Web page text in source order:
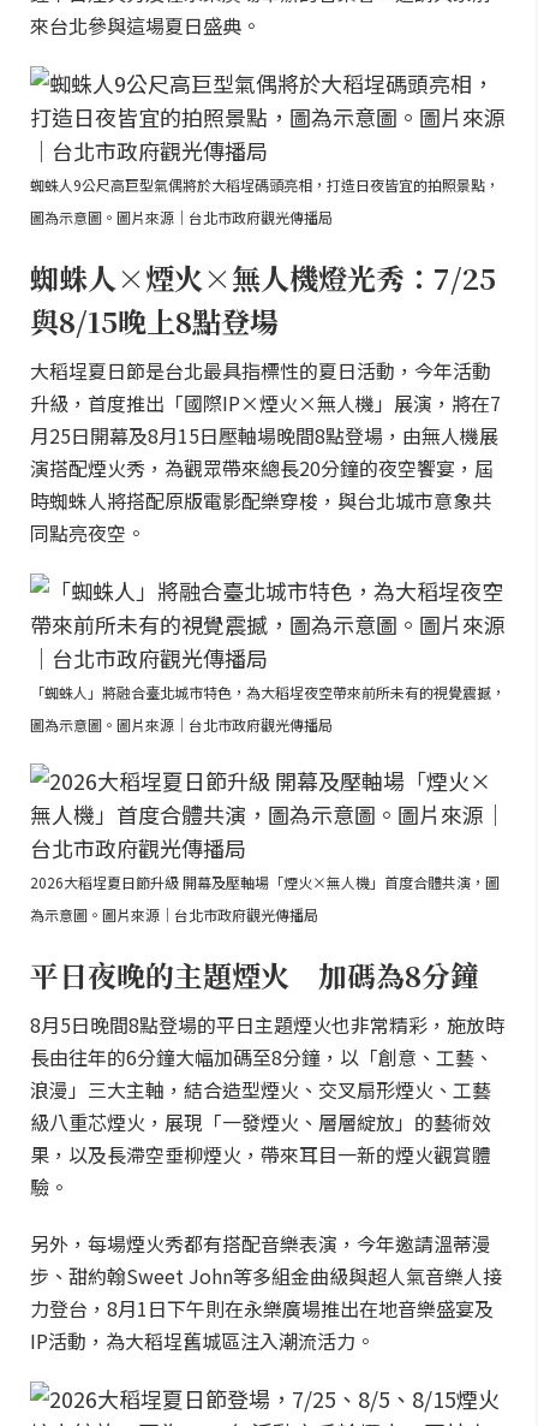
來台北參與這場夏日盛典。
蜘蛛人9公尺高巨型氣偶將於大稻埕碼頭亮相，打造日夜皆宜的拍照景點，
圖為示意圖。圖片來源｜台北市政府觀光傳播局
蜘蛛人×煙火×無人機燈光秀：7/25
與8/15晚上8點登場
大稻埕夏日節是台北最具指標性的夏日活動，今年活動
升級，首度推出「國際IP×煙火×無人機」展演，將在7
月25日開幕及8月15日壓軸場晚間8點登場，由無人機展
演搭配煙火秀，為觀眾帶來總長20分鐘的夜空饗宴，屆
時蜘蛛人將搭配原版電影配樂穿梭，與台北城市意象共
同點亮夜空。
「蜘蛛人」將融合臺北城市特色，為大稻埕夜空帶來前所未有的視覺震撼，
圖為示意圖。圖片來源｜台北市政府觀光傳播局
2026大稻埕夏日節升級 開幕及壓軸場「煙火×無人機」首度合體共演，圖
為示意圖。圖片來源｜台北市政府觀光傳播局
平日夜晚的主題煙火 加碼為8分鐘
8月5日晚間8點登場的平日主題煙火也非常精彩，施放時
長由往年的6分鐘大幅加碼至8分鐘，以「創意、工藝、
浪漫」三大主軸，結合造型煙火、交叉扇形煙火、工藝
級八重芯煙火，展現「一發煙火、層層綻放」的藝術效
果，以及長滯空垂柳煙火，帶來耳目一新的煙火觀賞體
驗。
另外，每場煙火秀都有搭配音樂表演，今年邀請溫蒂漫
步、甜約翰Sweet John等多組金曲級與超人氣音樂人接
力登台，8月1日下午則在永樂廣場推出在地音樂盛宴及
IP活動，為大稻埕舊城區注入潮流活力。